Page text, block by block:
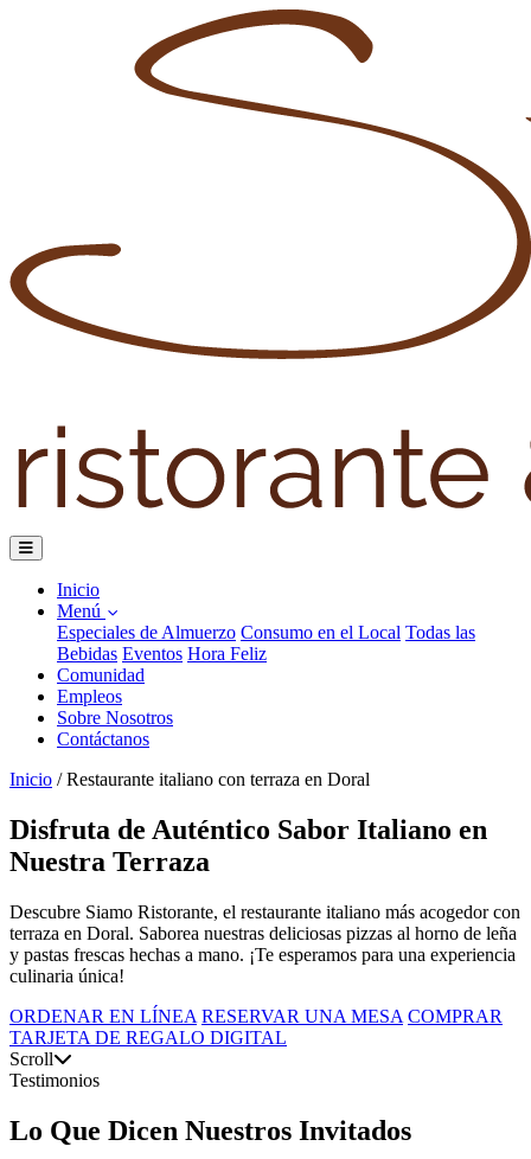
Inicio
Menú
Especiales de Almuerzo Consumo en el Local Todas las
Bebidas Eventos Hora Feliz
Comunidad
Empleos
Sobre Nosotros
Contáctanos
Inicio / Restaurante italiano con terraza en Doral
Disfruta de Auténtico Sabor Italiano en
Nuestra Terraza
Descubre Siamo Ristorante, el restaurante italiano más acogedor con
terraza en Doral. Saborea nuestras deliciosas pizzas al horno de leña
y pastas frescas hechas a mano. ¡Te esperamos para una experiencia
culinaria única!
ORDENAR EN LÍNEA RESERVAR UNA MESA COMPRAR
TARJETA DE REGALO DIGITAL
Scroll
Testimonios
Lo Que Dicen Nuestros Invitados